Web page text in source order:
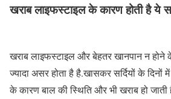
खराब लाइफस्टाइल के कारण होती है ये
खराब लाइफस्टाइल और बेहतर खानपान न
ज्यादा असर होता है है.खासकर सर्दियों के
के कारण बाल की स्थिति और भी खराब हो